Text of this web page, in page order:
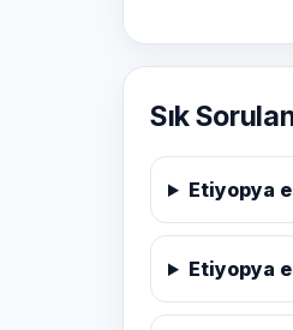
Sık
Etiyopya
Etiyopya